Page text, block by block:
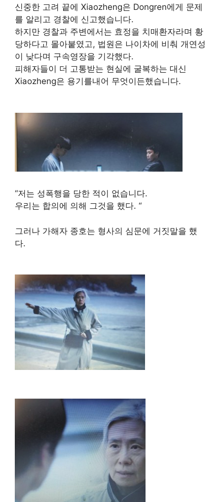
신중한 고려 끝에 Xiaozheng은 Dongren에게 문제
를 알리고 경찰에 신고했습니다.
하지만 경찰과 주변에서는 효정을 치매환자라며 황
당하다고 몰아붙였고, 법원은 나이차에 비춰 개연성
이 낮다며 구속영장을 기각했다.
피해자들이 더 고통받는 현실에 굴복하는 대신
Xiaozheng은 용기를내어 무엇이든했습니다.
“저는 성폭행을 당한 적이 없습니다.
우리는 합의에 의해 그것을 했다. “
그러나 가해자 종호는 형사의 심문에 거짓말을 했
다.